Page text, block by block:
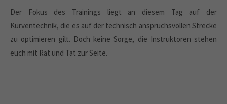
Der Fokus des Trainings liegt an diesem Tag auf der
Kurventechnik, die es auf der technisch anspruchsvollen Strecke
zu optimieren gilt. Doch keine Sorge, die Instruktoren stehen
euch mit Rat und Tat zur Seite.